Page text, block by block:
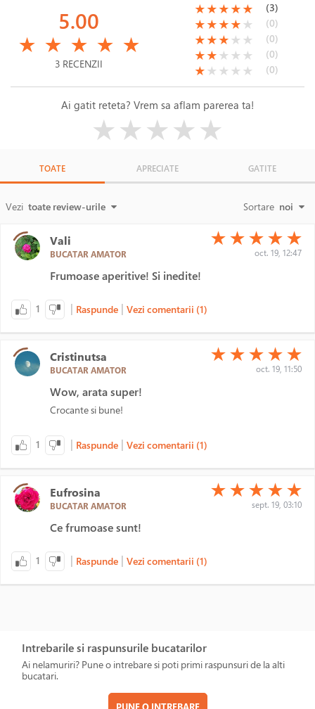
5.00
★ ★ ★ ★ ★
3 RECENZII
(*)
★(*)
★(*)
★(*)
★(*)
★ (3)
(*)
★(*)
★(*)
★(*)
★( )
★ (0)
(*)
★(*)
★(*)
★( )
★ ( )
★ (0)
(*)
★(*)
★( )
★ ( )
★ ( )
★ (0)
(*)
★( )
★ ( )
★ ( )
★ ( )
★ (0)
Ai gatit reteta? Vrem sa aflam parerea ta!
★★★★★
TOATE APRECIATE GATITE
Vezi toate review-urile Sortare noi
Vali
BUCATAR AMATOR
(*)
★ (*)
★ (*)
★ (*)
★ (*)
★
oct. 19, 12:47
Frumoase aperitive! Si inedite!
1 | Raspunde | Vezi comentarii (1)
Cristinutsa
BUCATAR AMATOR
(*)
★ (*)
★ (*)
★ (*)
★ (*)
★
oct. 19, 11:50
Wow, arata super!
Crocante si bune!
1 | Raspunde | Vezi comentarii (1)
Eufrosina
BUCATAR AMATOR
(*)
★ (*)
★ (*)
★ (*)
★ (*)
★
sept. 19, 03:10
Ce frumoase sunt!
1 | Raspunde | Vezi comentarii (1)
Intrebarile si raspunsurile bucatarilor
Ai nelamuriri? Pune o intrebare si poti primi raspunsuri de la alti
bucatari.